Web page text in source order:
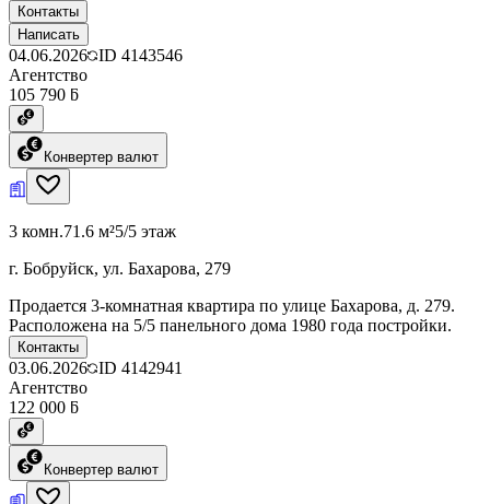
Контакты
Написать
04.06.2026 ID 4143546
Агентство
105 790 ƃ
Конвертер валют
3 комн.71.6 м²5/5 этаж
г. Бобруйск, ул. Бахарова, 279
Продается 3-комнатная квартира по улице Бахарова, д. 279.
Расположена на 5/5 панельного дома 1980 года постройки.
Контакты
03.06.2026 ID 4142941
Агентство
122 000 ƃ
Конвертер валют